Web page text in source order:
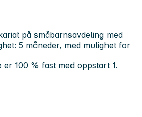
på småbarnsavdeling med
5 måneder, med mulighet for
100 % fast med oppstart 1.